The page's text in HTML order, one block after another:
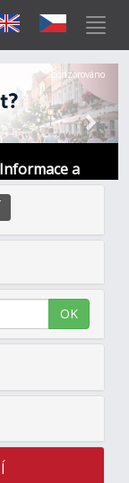
a
Další
Sponzorováno
OK